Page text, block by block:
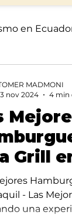
en
Grill
- Las
una
MADMONI
nov 2024
4 min